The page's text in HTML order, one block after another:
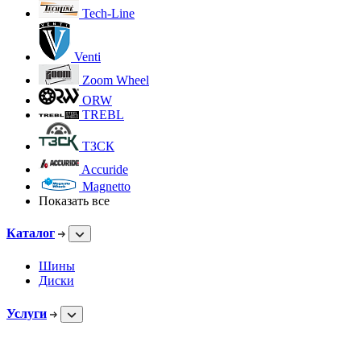
Tech-Line
Venti
Zoom Wheel
ORW
TREBL
ТЗСК
Accuride
Magnetto
Показать все
Каталог
Шины
Диски
Услуги